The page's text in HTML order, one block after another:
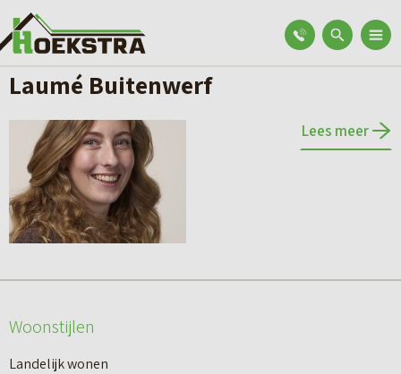
Laumé Buitenwerf
Lees meer
Woonstijlen
Landelijk wonen